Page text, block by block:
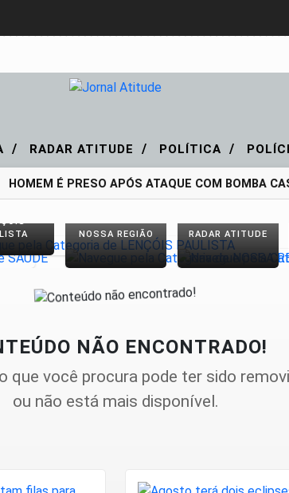
/ RADAR ATITUDE / POLÍTICA /
HOMEM É PRESO APÓS ATAQUE COM BOMBA
NOSSA REGIÃO RADAR ATITUDE
NÃO ENCONTRADO!
que você procura pode ter sido
ou não está mais disponível.